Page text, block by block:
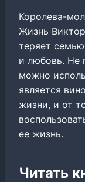
Королева-
Жизнь
теряет
и любовь. Не
можно
является
жизни, и от
ее жизнь.
Читать